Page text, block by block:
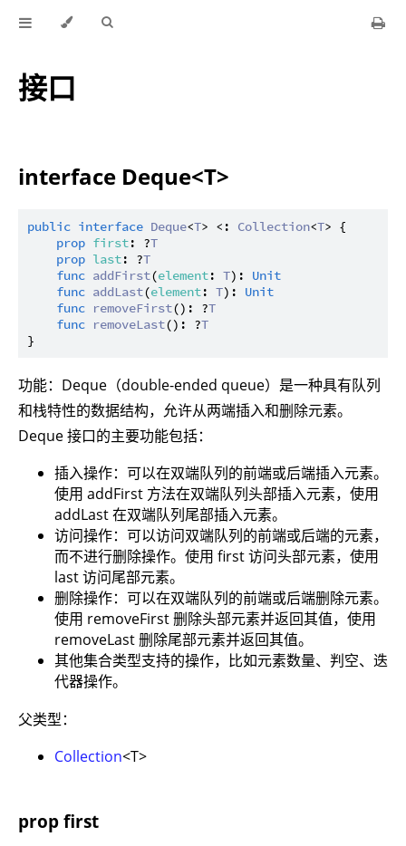
接口
interface Deque<T>
public interface Deque<T> <: Collection<T> {
prop first: ?T
prop last: ?T
func addFirst(element: T): Unit
func addLast(element: T): Unit
func removeFirst(): ?T
func removeLast(): ?T
功能：Deque（double-ended queue）是一种具有队列
和栈特性的数据结构，允许从两端插入和删除元素。
Deque 接口的主要功能包括：
插入操作：可以在双端队列的前端或后端插入元素。
使用 addFirst 方法在双端队列头部插入元素，使用
addLast 在双端队列尾部插入元素。
访问操作：可以访问双端队列的前端或后端的元素，
而不进行删除操作。使用 first 访问头部元素，使用
last 访问尾部元素。
删除操作：可以在双端队列的前端或后端删除元素。
使用 removeFirst 删除头部元素并返回其值，使用
removeLast 删除尾部元素并返回其值。
其他集合类型支持的操作，比如元素数量、判空、迭
代器操作。
父类型：
Collection<T>
prop first